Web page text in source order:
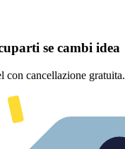
se cambi idea
con cancellazione gratuita.